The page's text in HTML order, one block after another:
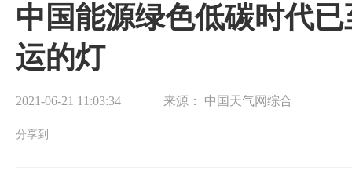
中国能源绿色低碳时代
运的灯
2021-06-21 11:03:34 来源： 中国天气网综合
分享到